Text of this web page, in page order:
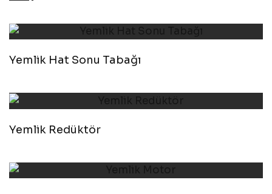
Yemlik Hat Sonu Tabağı
Yemlik Redüktör